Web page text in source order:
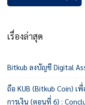
เรื่องล่าสุด
Bitkub ลงบัญชี Digital
ถือ KUB (Bitkub Coin) เ
การเงิน (ตอนที่ 6) :